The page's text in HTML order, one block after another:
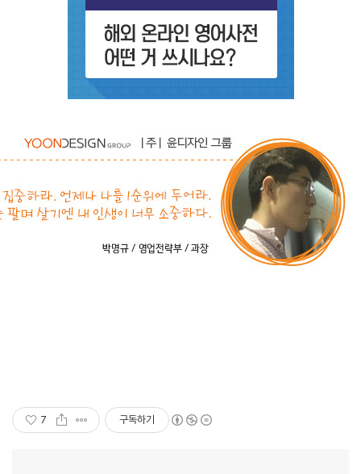
7 구독하기